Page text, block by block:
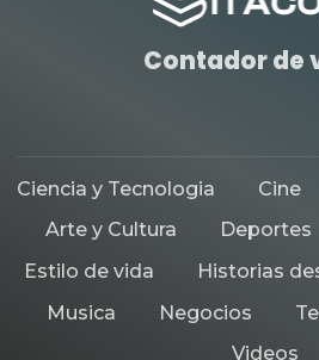
ANUNCIA MARTÍ
DE GOBIERNO DE